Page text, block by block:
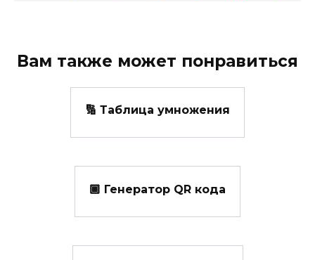
Вам также может понравиться
🔢 Таблица умножения
🏾 Генератор QR кода